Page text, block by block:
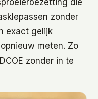
die
zonder
exact gelijk
meten. Zo
zonder in te